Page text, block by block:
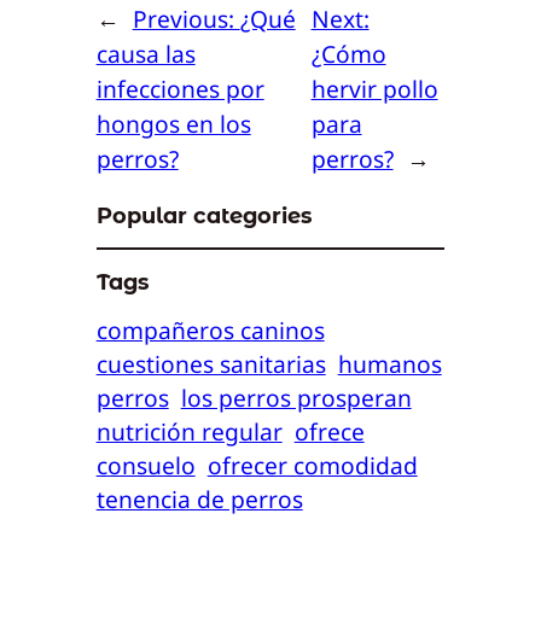
← Previous: ¿Qué
causa las
infecciones por
hongos en los
perros?
Next:
¿Cómo
hervir pollo
para
perros? →
Popular categories
Tags
compañeros caninos
cuestiones sanitarias humanos
perros los perros prosperan
nutrición regular ofrece
consuelo ofrecer comodidad
tenencia de perros